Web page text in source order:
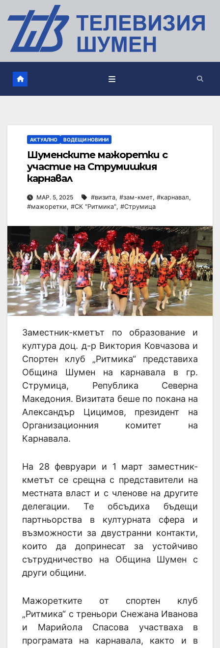
АКТУАЛНО ВОДЕЩИ НОВИНИ
Шуменските мажоретки с
участие на Струмишкия
карнавал
МАР. 5, 2025 #визита, #зам-кмет, #карнавал,
#мажоретки, #СК "Ритмика", #Струмица
Заместник-кметът по образование и
култура доц. д-р Виктория Ковчазова и
Спортен клуб „Ритмика“ представиха
Община Шумен на карнавала в гр.
Струмица, Република Северна
Македония. Визитата беше по покана на
Александър Цицимов, президент на
Организационния комитет на
Карнавала.
На 28 февруари и 1 март заместник-
кметът се срещна с представители на
местната власт и с членове на другите
делегации. Те обсъдиха бъдещи
партньорства в културната сфера и
възможности за двустранни контакти,
които да допринесат за устойчиво
сътрудничество на Община Шумен с
други общини.
Мажоретките от спортен клуб
„Ритмика“ с треньори Снежана Иванова
и Марийола Спасова участваха в
програмата на карнавала, както и в